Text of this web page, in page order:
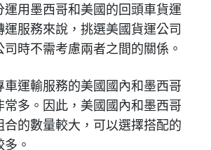
運用墨西哥和美國的回頭車貨運
運服務來說，挑選美國貨運公司
時不需考慮兩者之間的關係。
車運輸服務的美國國內和墨西哥
常多。因此，美國國內和墨西哥
合的數量較大，可以選擇搭配的
。